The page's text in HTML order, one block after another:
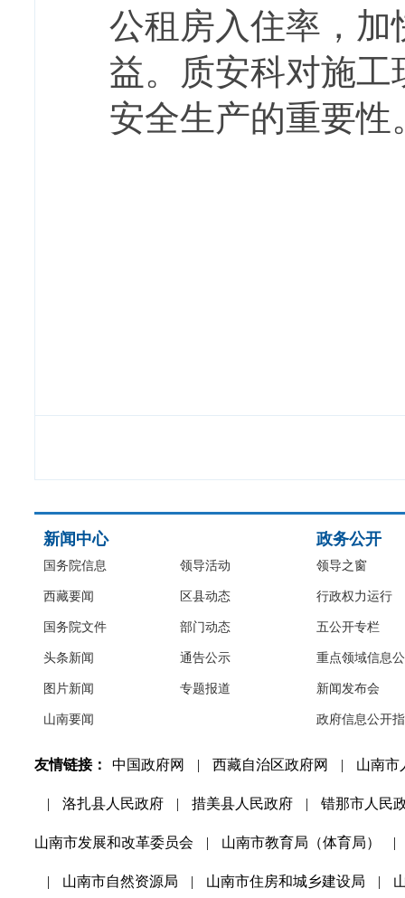
公租房入住率，
益。质安科对施
安全生产的重要性
新闻中心
国务院信息
西藏要闻
国务院文件
头条新闻
图片新闻
山南要闻
领导活动
区县动态
部门动态
通告公示
专题报道
政务公开
领导之窗
行政权力运行
五公开专栏
重点领域信息
新闻发布会
政府信息公开
友情链接： 中国政府网 | 西藏自治区政府网 | 山南市
| 洛扎县人民政府 | 措美县人民政府 | 错那市人民
山南市发展和改革委员会 | 山南市教育局（体育局） |
| 山南市自然资源局 | 山南市住房和城乡建设局 |